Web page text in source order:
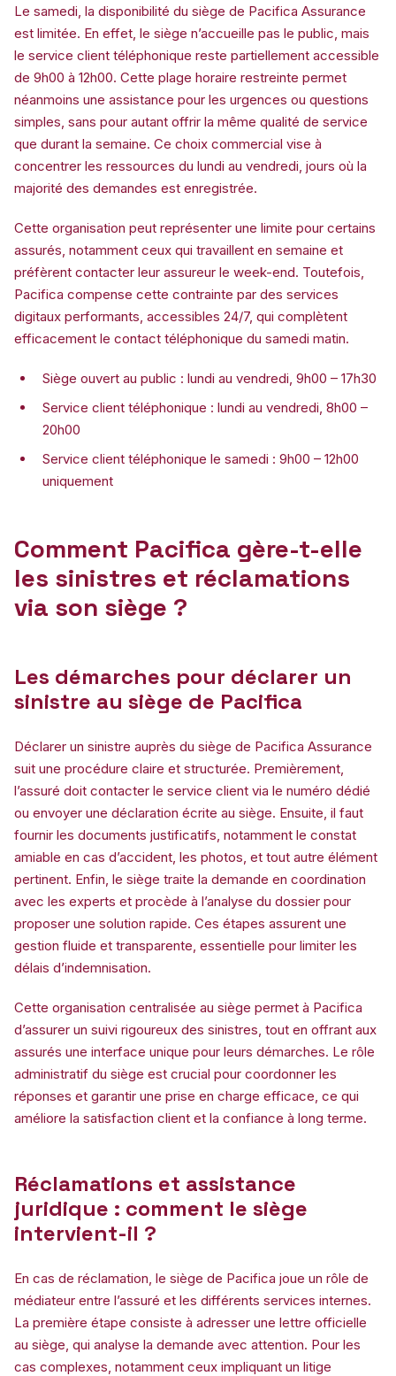
Le samedi, la disponibilité du siège de Pacifica Assurance
est limitée. En effet, le siège n’accueille pas le public, mais
le service client téléphonique reste partiellement accessible
de 9h00 à 12h00. Cette plage horaire restreinte permet
néanmoins une assistance pour les urgences ou questions
simples, sans pour autant offrir la même qualité de service
que durant la semaine. Ce choix commercial vise à
concentrer les ressources du lundi au vendredi, jours où la
majorité des demandes est enregistrée.
Cette organisation peut représenter une limite pour certains
assurés, notamment ceux qui travaillent en semaine et
préfèrent contacter leur assureur le week-end. Toutefois,
Pacifica compense cette contrainte par des services
digitaux performants, accessibles 24/7, qui complètent
efficacement le contact téléphonique du samedi matin.
Siège ouvert au public : lundi au vendredi, 9h00 – 17h30
Service client téléphonique : lundi au vendredi, 8h00 –
20h00
Service client téléphonique le samedi : 9h00 – 12h00
uniquement
Comment Pacifica gère-t-elle
les sinistres et réclamations
via son siège ?
Les démarches pour déclarer un
sinistre au siège de Pacifica
Déclarer un sinistre auprès du siège de Pacifica Assurance
suit une procédure claire et structurée. Premièrement,
l’assuré doit contacter le service client via le numéro dédié
ou envoyer une déclaration écrite au siège. Ensuite, il faut
fournir les documents justificatifs, notamment le constat
amiable en cas d’accident, les photos, et tout autre élément
pertinent. Enfin, le siège traite la demande en coordination
avec les experts et procède à l’analyse du dossier pour
proposer une solution rapide. Ces étapes assurent une
gestion fluide et transparente, essentielle pour limiter les
délais d’indemnisation.
Cette organisation centralisée au siège permet à Pacifica
d’assurer un suivi rigoureux des sinistres, tout en offrant aux
assurés une interface unique pour leurs démarches. Le rôle
administratif du siège est crucial pour coordonner les
réponses et garantir une prise en charge efficace, ce qui
améliore la satisfaction client et la confiance à long terme.
Réclamations et assistance
juridique : comment le siège
intervient-il ?
En cas de réclamation, le siège de Pacifica joue un rôle de
médiateur entre l’assuré et les différents services internes.
La première étape consiste à adresser une lettre officielle
au siège, qui analyse la demande avec attention. Pour les
cas complexes, notamment ceux impliquant un litige